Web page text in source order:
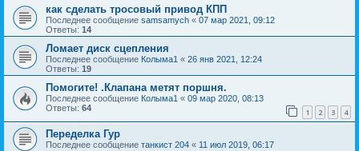
как сделать тросовый привод КПП
Последнее сообщение samsamych « 07 мар 2021, 09:12
Ответы: 14
Ломает диск сцепления
Последнее сообщение Колыма1 « 26 янв 2021, 12:24
Ответы: 19
Помогите! .Клапана метят поршня.
Последнее сообщение Колыма1 « 09 мар 2020, 08:13
Ответы: 64 1 2 3 4
Переделка Гур
Последнее сообщение танкист 204 « 11 июл 2019, 06:17